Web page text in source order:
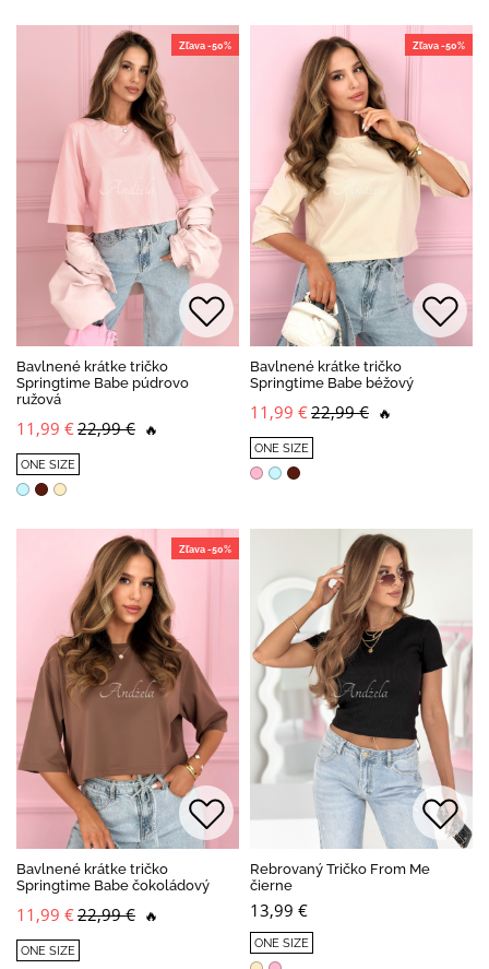
Zľava -50%
Bavlnené krátke tričko
Springtime Babe púdrovo
ružová
11,99 €22,99 € 🔥
ONE SIZE
Zľava -50%
Bavlnené krátke tričko
Springtime Babe béžový
11,99 €22,99 € 🔥
ONE SIZE
Zľava -50%
Bavlnené krátke tričko
Springtime Babe čokoládový
11,99 €22,99 € 🔥
ONE SIZE
Rebrovaný Tričko From Me
čierne
13,99 €
ONE SIZE